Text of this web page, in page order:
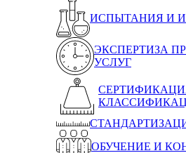
ИСПЫТАНИЯ И
ЭКСПЕРТИЗА
УСЛУГ
ОБУЧЕНИЕ И